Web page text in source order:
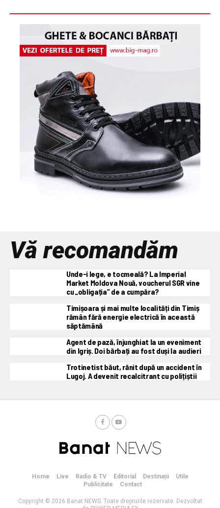
Vă recomandăm
Unde-i lege, e tocmeală? La Imperial
Market Moldova Nouă, voucherul SGR vine
cu „obligația” de a cumpăra?
Timișoara și mai multe localități din Timiș
rămân fără energie electrică în această
săptămână
Agent de pază, înjunghiat la un eveniment
din Igriș. Doi bărbați au fost duși la audieri
Trotinetist băut, rănit după un accident în
Lugoj. A devenit recalcitrant cu polițiștii
Home Live Radio & TV Editorial Destinații
Utile
Publicitate
Contact
Copyright © 2026 Banat NEWS. Toate dreprurile rezervate. Dezvoltat